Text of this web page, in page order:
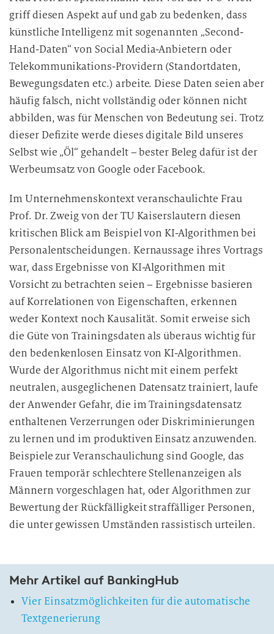
griff diesen Aspekt auf und gab zu bedenken, dass
künstliche Intelligenz mit sogenannten „Second-
Hand-Daten“ von Social Media-Anbietern oder
Telekommunikations-Providern (Standortdaten,
Bewegungsdaten etc.) arbeite. Diese Daten seien aber
häufig falsch, nicht vollständig oder können nicht
abbilden, was für Menschen von Bedeutung sei. Trotz
dieser Defizite werde dieses digitale Bild unseres
Selbst wie „Öl“ gehandelt – bester Beleg dafür ist der
Werbeumsatz von Google oder Facebook.
Im Unternehmenskontext veranschaulichte Frau
Prof. Dr. Zweig von der TU Kaiserslautern diesen
kritischen Blick am Beispiel von KI-Algorithmen bei
Personalentscheidungen. Kernaussage ihres Vortrags
war, dass Ergebnisse von KI-Algorithmen mit
Vorsicht zu betrachten seien – Ergebnisse basieren
auf Korrelationen von Eigenschaften, erkennen
weder Kontext noch Kausalität. Somit erweise sich
die Güte von Trainingsdaten als überaus wichtig für
den bedenkenlosen Einsatz von KI-Algorithmen.
Wurde der Algorithmus nicht mit einem perfekt
neutralen, ausgeglichenen Datensatz trainiert, laufe
der Anwender Gefahr, die im Trainingsdatensatz
enthaltenen Verzerrungen oder Diskriminierungen
zu lernen und im produktiven Einsatz anzuwenden.
Beispiele zur Veranschaulichung sind Google, das
Frauen temporär schlechtere Stellenanzeigen als
Männern vorgeschlagen hat, oder Algorithmen zur
Bewertung der Rückfälligkeit straffälliger Personen,
die unter gewissen Umständen rassistisch urteilen.
Mehr Artikel auf BankingHub
Vier Einsatzmöglichkeiten für die automatische
Textgenerierung